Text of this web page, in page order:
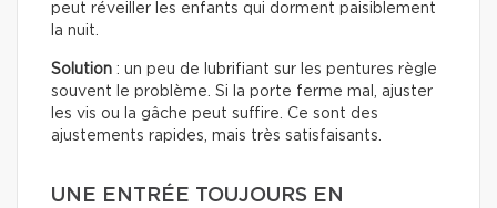
peut réveiller les enfants qui dorment paisiblement
la nuit.
Solution : un peu de lubrifiant sur les pentures règle
souvent le problème. Si la porte ferme mal, ajuster
les vis ou la gâche peut suffire. Ce sont des
ajustements rapides, mais très satisfaisants.
UNE ENTRÉE TOUJOURS EN